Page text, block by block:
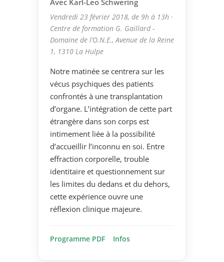
Vendredi 23 février 2018, de 9h à 13h ·
Centre de formation G. Gaillard -
Domaine de l’O.N.E., Avenue de la Reine
1, 1310 La Hulpe
Notre matinée se centrera sur les
vécus psychiques des patients
confrontés à une transplantation
d’organe. L’intégration de cette part
étrangère dans son corps est
intimement liée à la possibilité
d’accueillir l’inconnu en soi. Entre
effraction corporelle, trouble
identitaire et questionnement sur
les limites du dedans et du dehors,
cette expérience ouvre une
réflexion clinique majeure.
Programme PDF Infos